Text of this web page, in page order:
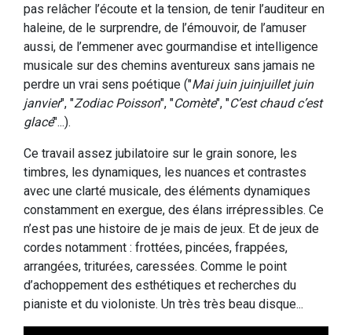
pas relâcher l’écoute et la tension, de tenir l’auditeur en
haleine, de le surprendre, de l’émouvoir, de l’amuser
aussi, de l’emmener avec gourmandise et intelligence
musicale sur des chemins aventureux sans jamais ne
perdre un vrai sens poétique ("Mai juin juinjuillet juin
janvier", "Zodiac Poisson", "Comète", "C’est chaud c’est
glacé"...).
Ce travail assez jubilatoire sur le grain sonore, les
timbres, les dynamiques, les nuances et contrastes
avec une clarté musicale, des éléments dynamiques
constamment en exergue, des élans irrépressibles. Ce
n’est pas une histoire de je mais de jeux. Et de jeux de
cordes notamment : frottées, pincées, frappées,
arrangées, triturées, caressées. Comme le point
d’achoppement des esthétiques et recherches du
pianiste et du violoniste. Un très très beau disque...